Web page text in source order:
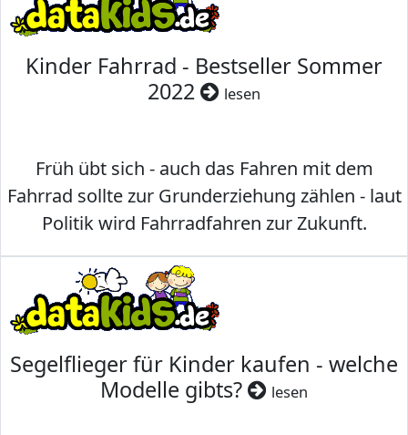
Kinder Fahrrad - Bestseller Sommer
2022
lesen
Früh übt sich - auch das Fahren mit dem
Fahrrad sollte zur Grunderziehung zählen - laut
Politik wird Fahrradfahren zur Zukunft.
Segelflieger für Kinder kaufen - welche
Modelle gibts?
lesen